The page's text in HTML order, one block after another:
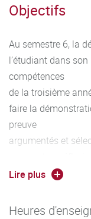
Objectifs
Au semestre 6, la
l’étudiant dans
compétences
de la troisième
faire la
preuve
argumentés et
cohérence avec
compétences
Lire plus
Heures